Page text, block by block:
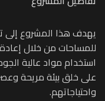
يهدف هذا المشروع إلى
للمساحات من خلال
استخدام مواد عالية
على خلق بيئة مريحة
واحتياجاتهم.